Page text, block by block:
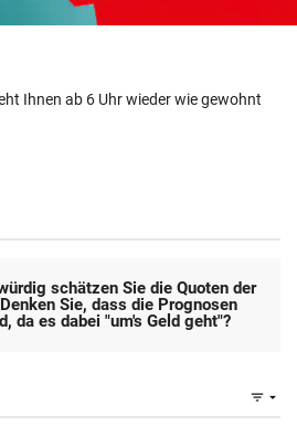
Ihnen ab 6 Uhr wieder wie gewohnt